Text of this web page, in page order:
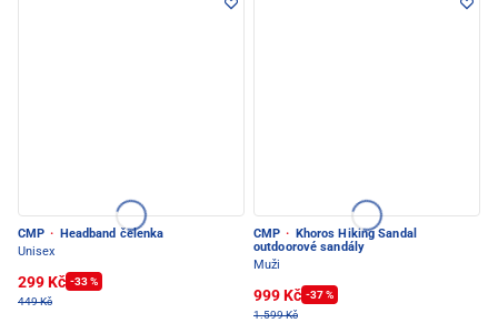
CMP ·
Headband čelenka
Unisex
299 Kč -33 %
449 Kč
CMP ·
Khoros Hiking Sandal
outdoorové sandály
Muži
999 Kč -37 %
1.599 Kč